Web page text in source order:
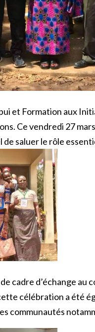
et Formation aux
Ce vendredi 27
de saluer le rôle
cadre d’échange au
célébration a été
communautés